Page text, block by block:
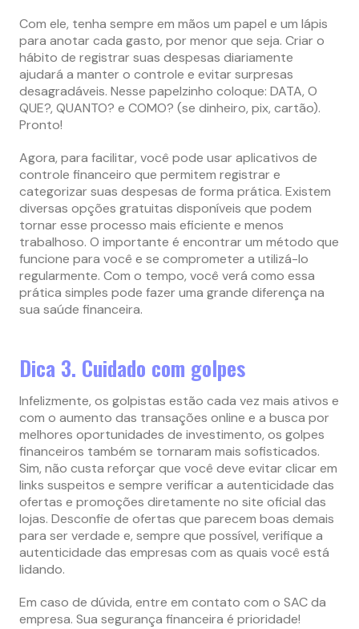
Com ele, tenha sempre em mãos um papel e um lápis
para anotar cada gasto, por menor que seja. Criar o
hábito de registrar suas despesas diariamente
ajudará a manter o controle e evitar surpresas
desagradáveis. Nesse papelzinho coloque: DATA, O
QUE?, QUANTO? e COMO? (se dinheiro, pix, cartão).
Pronto!
Agora, para facilitar, você pode usar aplicativos de
controle financeiro que permitem registrar e
categorizar suas despesas de forma prática. Existem
diversas opções gratuitas disponíveis que podem
tornar esse processo mais eficiente e menos
trabalhoso. O importante é encontrar um método que
funcione para você e se comprometer a utilizá-lo
regularmente. Com o tempo, você verá como essa
prática simples pode fazer uma grande diferença na
sua saúde financeira.
Dica 3. Cuidado com golpes
Infelizmente, os golpistas estão cada vez mais ativos e
com o aumento das transações online e a busca por
melhores oportunidades de investimento, os golpes
financeiros também se tornaram mais sofisticados.
Sim, não custa reforçar que você deve evitar clicar em
links suspeitos e sempre verificar a autenticidade das
ofertas e promoções diretamente no site oficial das
lojas. Desconfie de ofertas que parecem boas demais
para ser verdade e, sempre que possível, verifique a
autenticidade das empresas com as quais você está
lidando.
Em caso de dúvida, entre em contato com o SAC da
empresa. Sua segurança financeira é prioridade!